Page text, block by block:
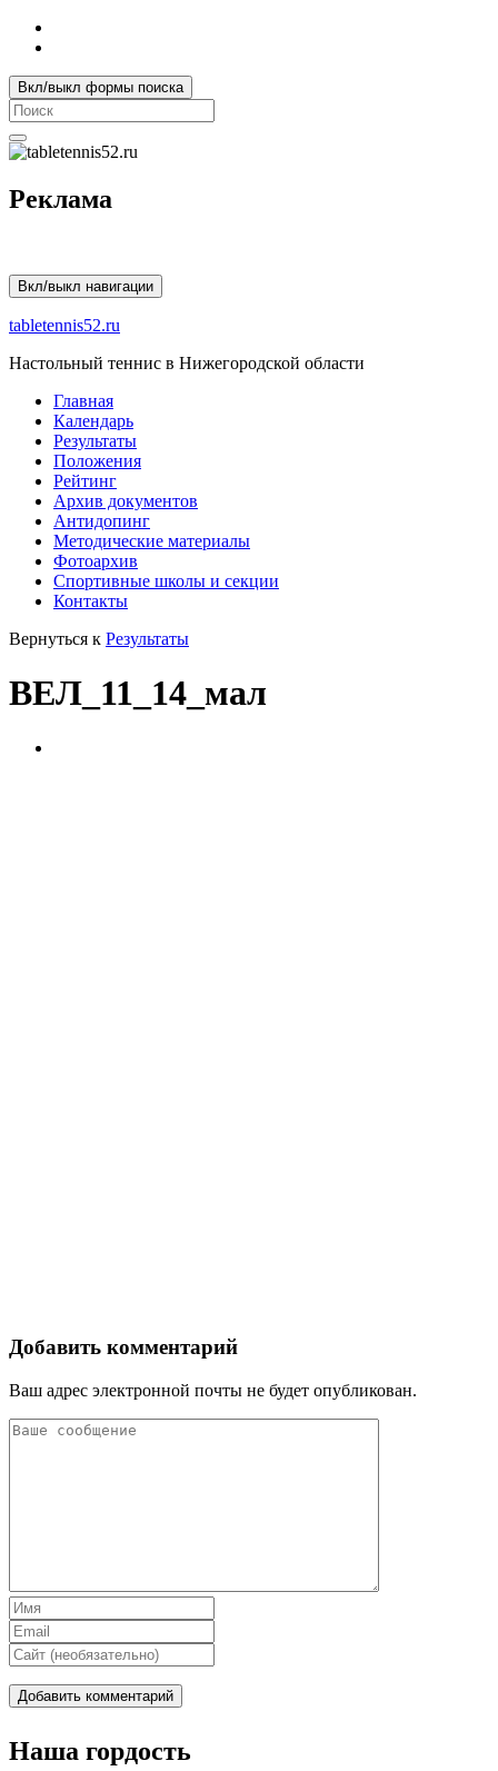
Вкл/выкл формы поиска
Search
for:
Реклама
Вкл/выкл навигации
tabletennis52.ru
Настольный теннис в Нижегородской области
Главная
Календарь
Результаты
Положения
Рейтинг
Архив документов
Антидопинг
Методические материалы
Фотоархив
Спортивные школы и секции
Контакты
Вернуться к Результаты
ВЕЛ_11_14_мал
Добавить комментарий
Ваш адрес электронной почты не будет опубликован.
Наша гордость